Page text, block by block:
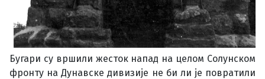
Бугари су вршили жесток напад на целом Солунском
фронту на Дунавске дивизије не би ли је повратили